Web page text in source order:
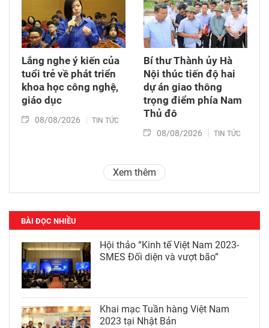
Lắng nghe ý kiến của
tuổi trẻ về phát triển
khoa học công nghệ,
giáo dục
08/08/2026 TIN TỨC
Bí thư Thành ủy Hà
Nội thúc tiến độ hai
dự án giao thông
trọng điểm phía Nam
Thủ đô
08/08/2026 TIN TỨC
Xem thêm
BÀI ĐỌC NHIỀU
Hội thảo “Kinh tế Việt Nam 2023-
SMES Đối diện và vượt bão”
Khai mạc Tuần hàng Việt Nam
2023 tại Nhật Bản